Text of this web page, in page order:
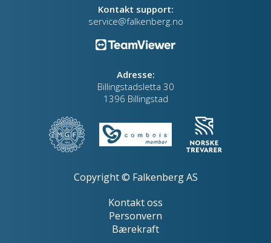
Kontakt support:
service@falkenberg.no
Adresse:
Billingstadsletta 30
1396 Billingstad
Copyright © Falkenberg AS
Kontakt oss
Personvern
Bærekraft